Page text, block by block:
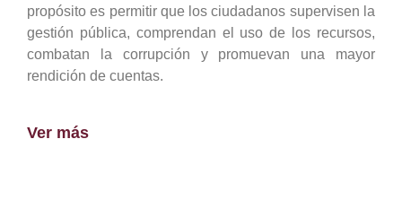
propósito es permitir que los ciudadanos supervisen la
gestión pública, comprendan el uso de los recursos,
combatan la corrupción y promuevan una mayor
rendición de cuentas.
Ver más